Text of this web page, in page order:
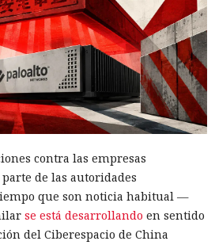
contra las empresas
de las autoridades
que son noticia habitual —
se está desarrollando en sentido
del Ciberespacio de China